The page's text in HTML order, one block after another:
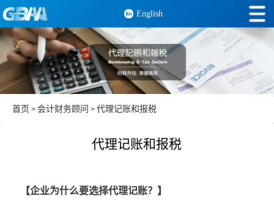
English
首页 > 会计财务顾问 > 代理记账和报税
代理记账和报税
【企业为什么要选择代理记账？】